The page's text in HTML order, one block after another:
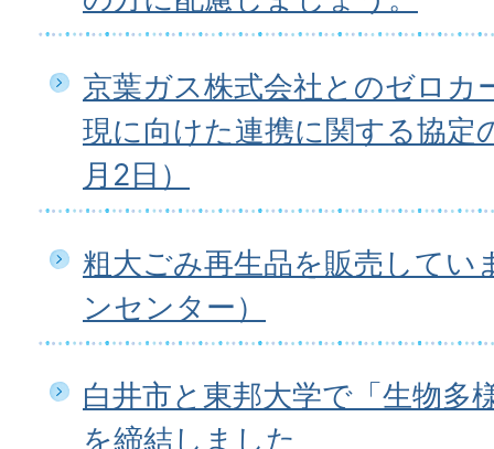
京葉ガス株式会社とのゼロカ
現に向けた連携に関する協定
月2日）
粗大ごみ再生品を販売してい
ンセンター）
白井市と東邦大学で「生物多
を締結しました